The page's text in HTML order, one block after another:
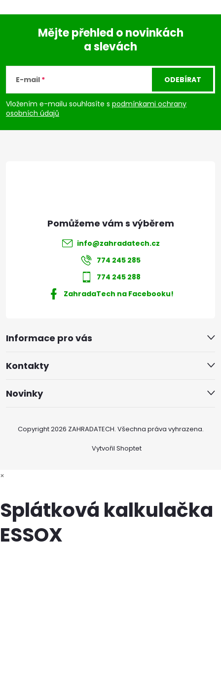
p
a
Mějte přehled o novinkách
a slevách
E-mail
Vložením e-mailu souhlasíte s podmínkami ochrany
osobních údajů
ODEBÍRAT
Informace pro vás
Kontakty
Novinky
info@zahradatech.cz
774 245 285
774 245 288
ZahradaTech na Facebooku!
Vytvořil Shoptet
Copyright 2026 ZAHRADATECH. Všechna práva vyhrazena.
×
Splátková kalkulačka
ESSOX